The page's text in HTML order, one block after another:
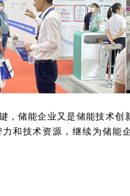
，储能企业又是储能技术创
和技术资源，继续为储能